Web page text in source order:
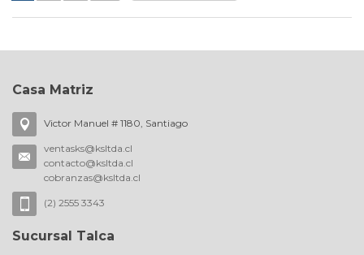
Casa Matriz
Victor Manuel # 1180, Santiago
ventasks@ksltda.cl
contacto@ksltda.cl
cobranzas@ksltda.cl
(2) 2555 3343
Sucursal Talca